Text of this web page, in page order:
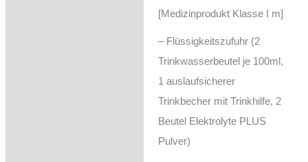
[Medizinprodukt Klasse I m]
– Flüssigkeitszufuhr (2
Trinkwasserbeutel je 100ml,
1 auslaufsicherer
Trinkbecher mit Trinkhilfe, 2
Beutel Elektrolyte PLUS
Pulver)